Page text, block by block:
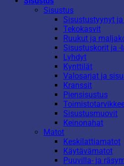
Sisustus
Sisustustyynyt
Tekokasvit
Ruukut ja
Sisustuskorit ja -
Lyhdyt
Kynttilät
Valosarjat ja
Kranssit
Piensisustus
Sisustusmuovit
Keinonahat
Matot
Keskilattiamatot
Käytävämatot
Puuvilla- ja